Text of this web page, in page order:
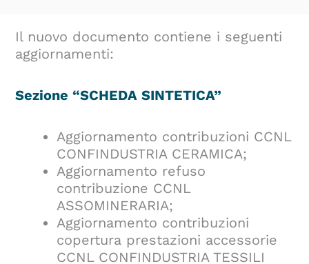
Il nuovo documento contiene i seguenti
aggiornamenti:
Sezione “SCHEDA SINTETICA”
Aggiornamento contribuzioni CCNL
CONFINDUSTRIA CERAMICA;
Aggiornamento refuso
contribuzione CCNL
ASSOMINERARIA;
Aggiornamento contribuzioni
copertura prestazioni accessorie
CCNL CONFINDUSTRIA TESSILI